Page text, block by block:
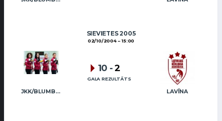
SIEVIETES 2005
02/10/2004 15:00
JKK/BLUMBERGA-BĒRZIŅA LAVĪNA
10 -2
GALA REZULTĀTS